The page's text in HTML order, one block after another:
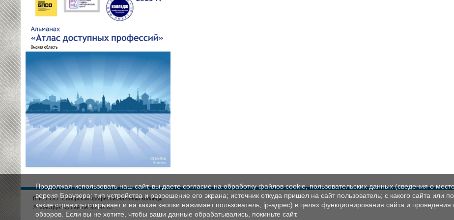
БПОУ ОО "Сибирский профессиональный колледж"
© Конструктор сайтовNubex.ru
Продолжая использовать наш сайт, вы даете согласие на обработку файлов cookie, пользовательских данных (сведения о
версия Браузера; тип устройства и разрешение его экрана; источник откуда пришел на сайт пользователь; с какого сайта или
какие страницы открывает и на какие кнопки нажимает пользователь; ip-адрес) в целях функционирования сайта и проведения
обзоров. Если вы не хотите, чтобы ваши данные обрабатывались, покиньте сайт.